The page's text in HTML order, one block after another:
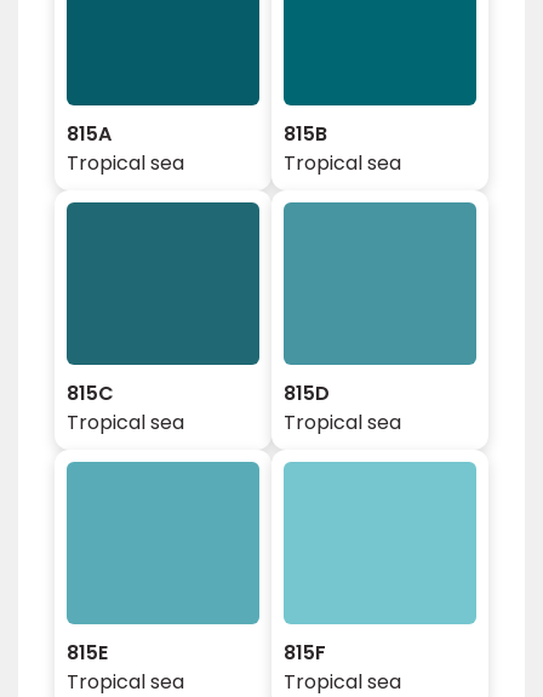
815A
Tropical sea
815B
Tropical sea
815C
Tropical sea
815D
Tropical sea
815E
Tropical sea
815F
Tropical sea